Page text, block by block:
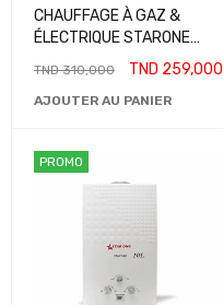
CHAUFFAGE À GAZ &
ÉLECTRIQUE STARONE
TND310,000 TND 259,000
AJOUTER AU PANIER
PROMO